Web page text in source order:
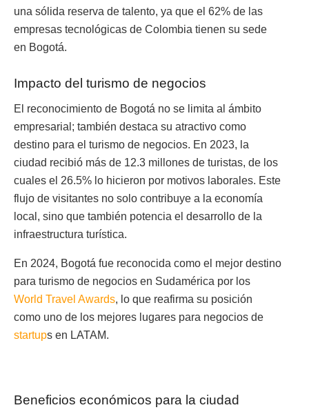
una sólida reserva de talento, ya que el 62% de las
empresas tecnológicas de Colombia tienen su sede
en Bogotá.
Impacto del turismo de negocios
El reconocimiento de Bogotá no se limita al ámbito
empresarial; también destaca su atractivo como
destino para el turismo de negocios. En 2023, la
ciudad recibió más de 12.3 millones de turistas, de los
cuales el 26.5% lo hicieron por motivos laborales. Este
flujo de visitantes no solo contribuye a la economía
local, sino que también potencia el desarrollo de la
infraestructura turística.
En 2024, Bogotá fue reconocida como el mejor destino
para turismo de negocios en Sudamérica por los
World Travel Awards, lo que reafirma su posición
como uno de los mejores lugares para negocios de
startups en LATAM.
Beneficios económicos para la ciudad